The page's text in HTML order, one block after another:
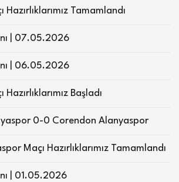
Tamamlandı
| 07.05.2026
| 06.05.2026
Başladı
0-0 Corendon Alanyaspor
Maçı Hazırlıklarımız Tamamlandı
| 01.05.2026